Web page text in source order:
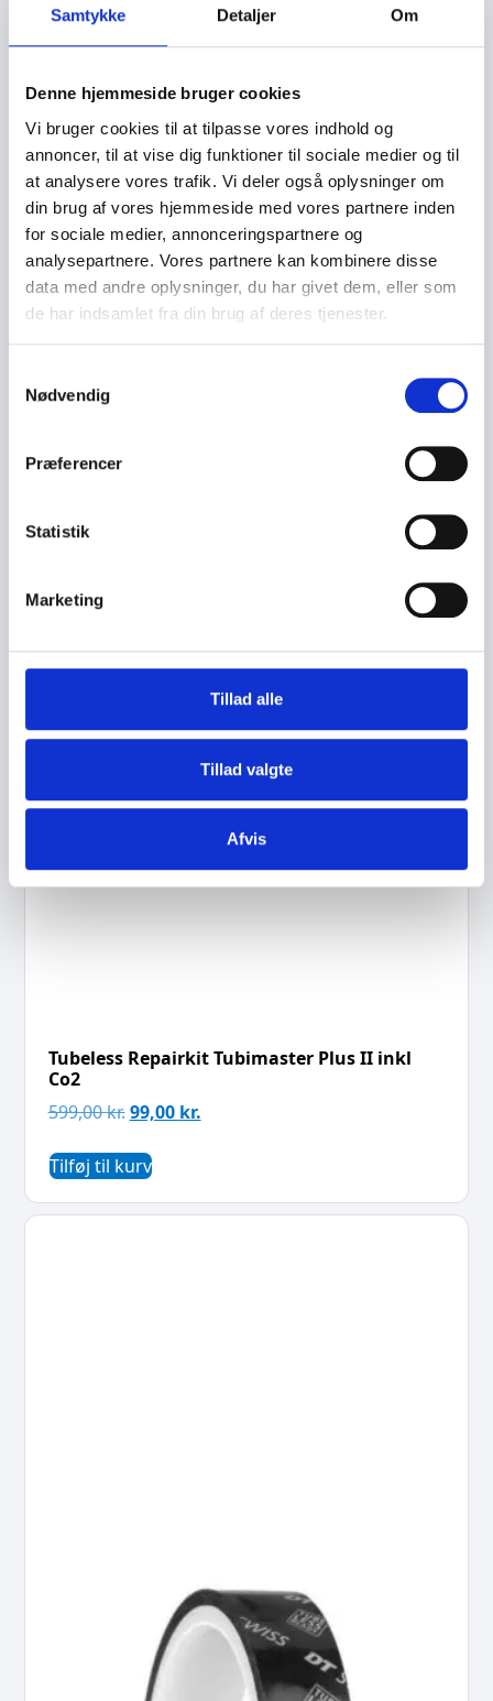
Samtykke Detaljer Om
Denne hjemmeside bruger cookies
Vi bruger cookies til at tilpasse vores indhold og
annoncer, til at vise dig funktioner til sociale medier og til
at analysere vores trafik. Vi deler også oplysninger om
din brug af vores hjemmeside med vores partnere inden
for sociale medier, annonceringspartnere og
analysepartnere. Vores partnere kan kombinere disse
data med andre oplysninger, du har givet dem, eller som
de har indsamlet fra din brug af deres tjenester.
Nødvendig
Præferencer
Statistik
Marketing
Tillad alle
Tillad valgte
Afvis
Tubeless Repairkit Tubimaster Plus II inkl
Co2
599,00kr. 99,00 kr.
Tilføj til kurv